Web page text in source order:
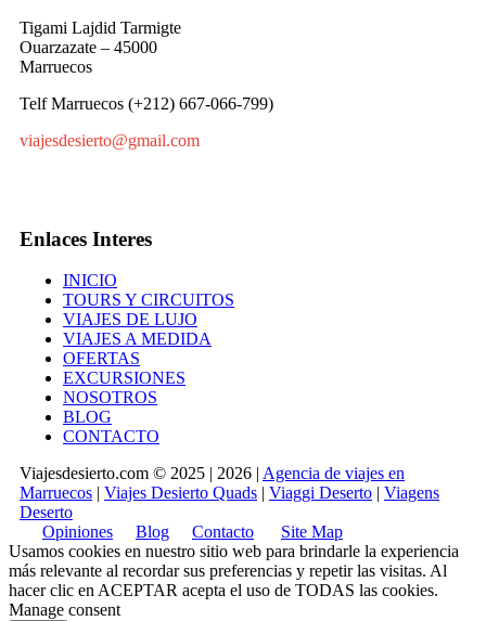
Tigami Lajdid Tarmigte
Ouarzazate – 45000
Marruecos
Telf Marruecos (+212) 667-066-799)
viajesdesierto@gmail.com
Enlaces Interes
INICIO
TOURS Y CIRCUITOS
VIAJES DE LUJO
VIAJES A MEDIDA
OFERTAS
EXCURSIONES
NOSOTROS
BLOG
CONTACTO
Viajesdesierto.com © 2025 | 2026 | Agencia de viajes en
Marruecos | Viajes Desierto Quads | Viaggi Deserto | Viagens
Deserto
Opiniones
Blog Contacto
Site Map
Usamos cookies en nuestro sitio web para brindarle la experiencia
más relevante al recordar sus preferencias y repetir las visitas. Al
hacer clic en ACEPTAR acepta el uso de TODAS las cookies.
Manage consent